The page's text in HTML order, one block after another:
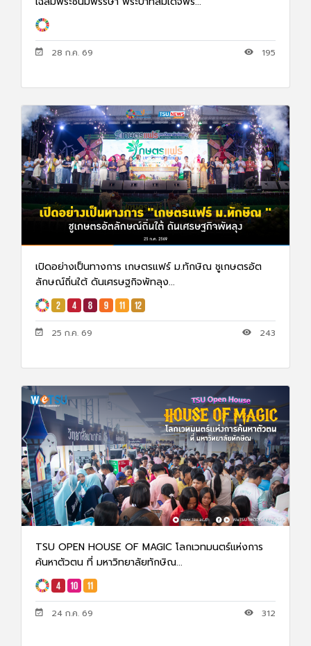
28 ก.ค. 69 195
เปิดอย่างเป็นทางการ เกษตรแฟร์ ม.ทักษิณ ชูเกษตรอัต
ลักษณ์ถิ่นใต้ ดันเศรษฐกิจพัทลุง...
25 ก.ค. 69 243
TSU OPEN HOUSE OF MAGIC โลกเวทมนตร์แห่งการ
ค้นหาตัวตน ที่ มหาวิทยาลัยทักษิณ...
24 ก.ค. 69 312